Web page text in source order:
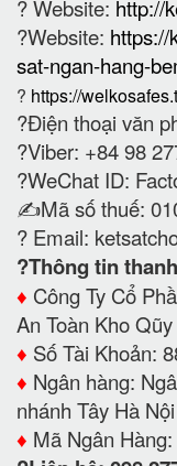
? Website: http://
?Website: https://
sat-ngan-hang-
? https://
?Điện thoại văn
?Viber: +84 98
?WeChat ID:
✍️Mã số thuế:
? Email:
?Thông tin
♦️ Công Ty Cổ
An Toàn Kho
♦️ Số Tài Khoản:
♦️ Ngân hàng:
nhánh Tây Hà Nội
♦️ Mã Ngân